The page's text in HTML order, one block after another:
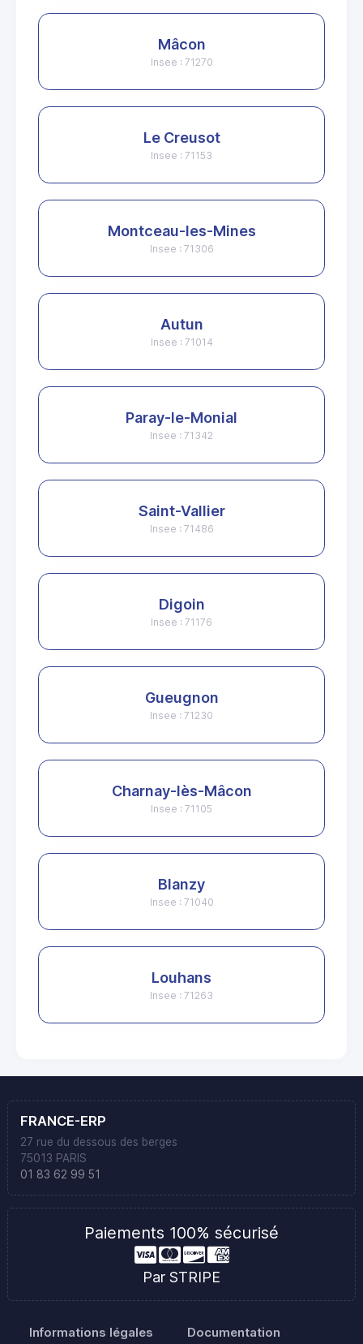
Mâcon
Insee : 71270
Le Creusot
Insee : 71153
Montceau-les-Mines
Insee : 71306
Autun
Insee : 71014
Paray-le-Monial
Insee : 71342
Saint-Vallier
Insee : 71486
Digoin
Insee : 71176
Gueugnon
Insee : 71230
Charnay-lès-Mâcon
Insee : 71105
Blanzy
Insee : 71040
Louhans
Insee : 71263
FRANCE-ERP
27 rue du dessous des berges
75013 PARIS
01 83 62 99 51
Paiements 100% sécurisé
Par STRIPE
Informations légales Documentation